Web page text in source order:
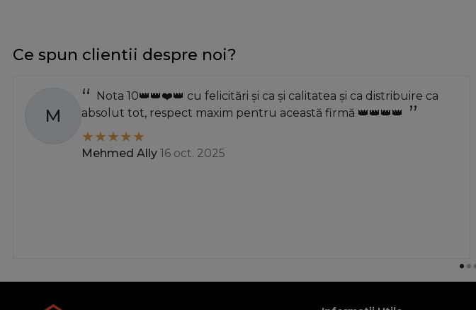
Aluminiu Satinat/Insertie Wenge
alun inchis - mat
Antic Englezesc
antichizat argintiu
Ce spun clientii despre noi?
M
Nota 10👑👑❤️👑 cu felicitări și ca și calitatea și ca distribuire ca
absolut tot, respect maxim pentru această firmă 👑👑👑👑
Mehmed Ally 16 oct. 2025